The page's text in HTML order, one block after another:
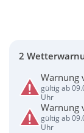
2
Warnung
gültig ab
Uhr
Warnung
gültig ab
Uhr